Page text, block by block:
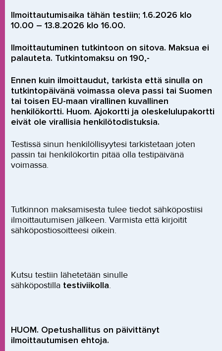
Ilmoittautumisaika tähän testiin; 1.6.2026 klo
10.00 – 13.8.2026 klo 16.00.
Ilmoittautuminen tutkintoon on sitova. Maksua ei
palauteta. Tutkintomaksu on 190,-
Ennen kuin ilmoittaudut, tarkista että sinulla on
tutkintopäivänä voimassa oleva passi tai Suomen
tai toisen EU-maan virallinen kuvallinen
henkilökortti. Huom. Ajokortti ja oleskelulupakortti
eivät ole virallisia henkilötodistuksia.
Testissä sinun henkilöllisyytesi tarkistetaan joten
passin tai henkilökortin pitää olla testipäivänä
voimassa.
Tutkinnon maksamisesta tulee tiedot sähköpostiisi
ilmoittautumisen jälkeen. Varmista että kirjoitit
sähköpostiosoitteesi oikein.
Kutsu testiin lähetetään sinulle
sähköpostilla testiviikolla.
HUOM. Opetushallitus on päivittänyt
ilmoittautumisen ehtoja.